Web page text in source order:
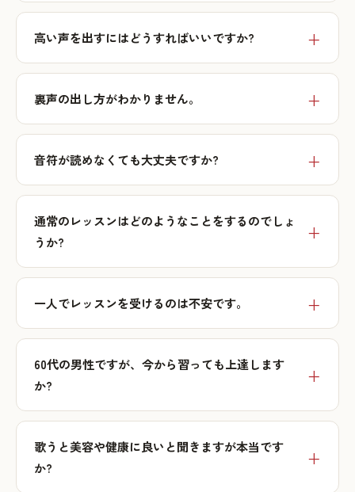
高い声を出すにはどうすればいいですか?
裏声の出し方がわかりません。
音符が読めなくても大丈夫ですか?
通常のレッスンはどのようなことをするのでしょ
うか?
一人でレッスンを受けるのは不安です。
60代の男性ですが、今から習っても上達します
か?
歌うと美容や健康に良いと聞きますが本当です
か?